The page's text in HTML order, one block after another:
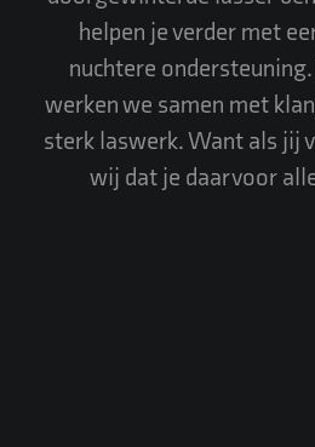
helpen je verder met
nuchtere
werken we samen met
sterk laswerk. Want als jij
wij dat je daarvoor